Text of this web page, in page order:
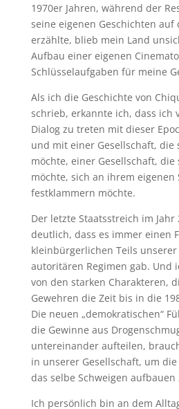
1970er Jahren, während der
seine eigenen Geschichten auf
erzählte, blieb mein Land
Aufbau einer eigenen
Schlüsselaufgaben für meine
Als ich die Geschichte von
schrieb, erkannte ich, dass ich
Dialog zu treten mit dieser
und mit einer Gesellschaft, die
möchte, einer Gesellschaft, die
möchte, sich an ihrem eigenen
festklammern möchte.
Der letzte Staatsstreich im Jahr
deutlich, dass es immer einen
kleinbürgerlichen Teils
autoritären Regimen gab. Und
von den starken Charakteren,
Gewehren die Zeit bis in die
Die neuen „demokratischen“
die Gewinne aus
untereinander aufteilen,
in unserer Gesellschaft, um
das selbe Schweigen aufbauen
Ich persönlich bin an dem